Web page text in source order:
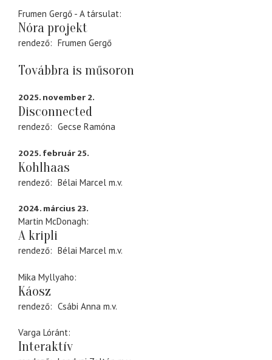
Frumen Gergő - A társulat
Nóra projekt
rendező Frumen Gergő
Továbbra is műsoron
2025. november 2.
Disconnected
rendező Gecse Ramóna
2025. február 25.
Kohlhaas
rendező Bélai Marcel m.v.
2024. március 23.
Martin McDonagh
A kripli
rendező Bélai Marcel m.v.
Mika Myllyaho
Káosz
rendező Csábi Anna m.v.
Varga Lóránt
Interaktív